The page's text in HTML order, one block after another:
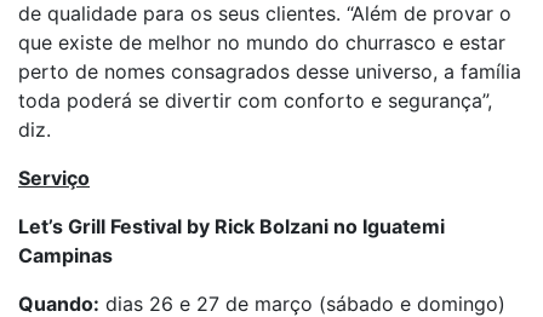
de qualidade para os seus clientes. “Além de provar o
que existe de melhor no mundo do churrasco e estar
perto de nomes consagrados desse universo, a família
toda poderá se divertir com conforto e segurança”,
diz.
Serviço
Let’s Grill Festival by Rick Bolzani no Iguatemi
Campinas
Quando: dias 26 e 27 de março (sábado e domingo)